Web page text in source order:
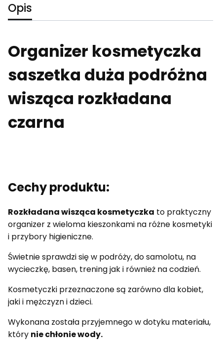
Opis
Organizer kosmetyczka
saszetka duża podróżna
wisząca rozkładana
czarna
Cechy produktu:
Rozkładana wisząca kosmetyczka to praktyczny
organizer z wieloma kieszonkami na różne kosmetyki
i przybory higieniczne.
Świetnie sprawdzi się w podróży, do samolotu, na
wycieczkę, basen, trening jak i również na codzień.
Kosmetyczki przeznaczone są zarówno dla kobiet,
jaki i mężczyzn i dzieci.
Wykonana została przyjemnego w dotyku materiału,
który nie chłonie wody.